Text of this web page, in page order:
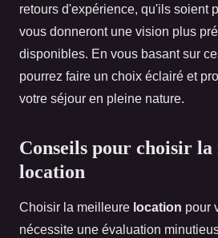
retours d'expérience, qu'ils soient
vous donneront une vision plus
disponibles. En vous basant sur
pourrez faire un choix éclairé et
votre séjour en pleine nature.
Conseils pour choisir
location
Choisir la meilleure location pour
nécessite une évaluation